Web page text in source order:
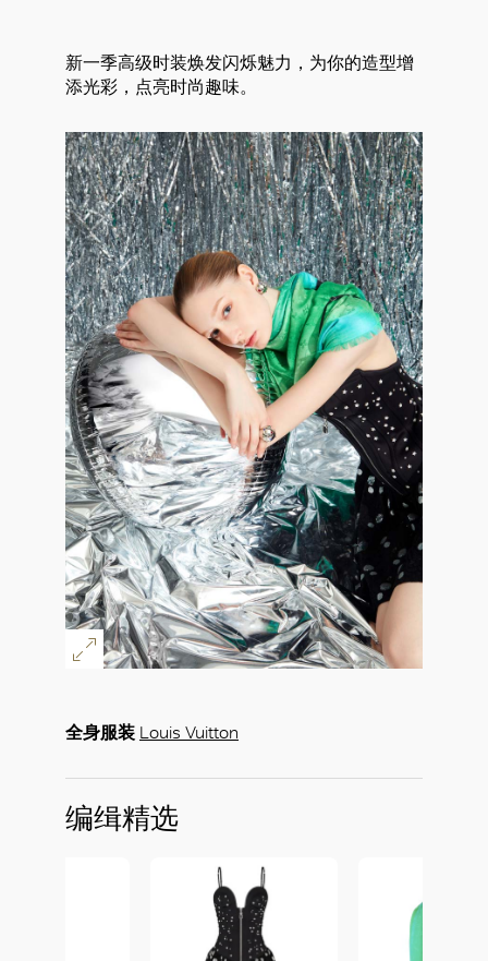
新一季高级时装焕发闪烁魅力，为你的造型增
添光彩，点亮时尚趣味。
全身服装 Louis Vuitton
编缉精选